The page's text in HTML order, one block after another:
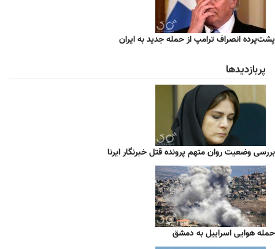
پشت‌پرده انصراف ترامپ از حمله جدید به ایران
پربازدیدها
بررسی وضعیت روان متهم پرونده قتل خبرنگار ایرنا
حمله هوایی اسراییل به دمشق